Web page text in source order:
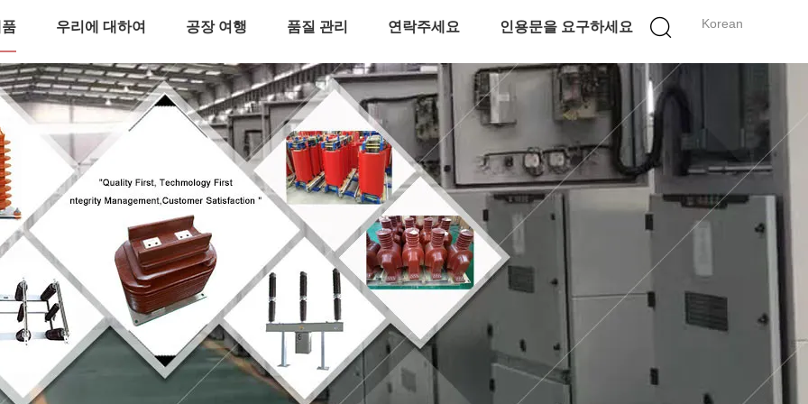
Korean
우리에 대하여 공장 여행 품질 관리 연락주세요 인용문을 요구하세요